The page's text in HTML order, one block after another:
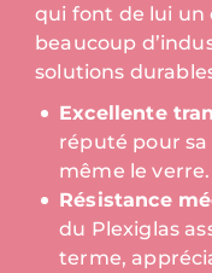
qui font de lui un
beaucoup
solutions
Excellente
réputé pour
même le verre.
Résistance
du Plexiglas
terme,